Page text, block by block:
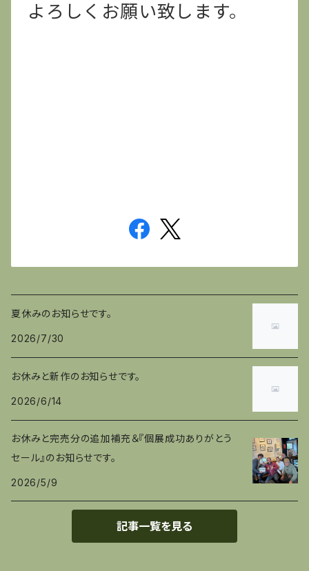
よろしくお願い致します。
夏休みのお知らせです。
2026/7/30
お休みと新作のお知らせです。
2026/6/14
お休みと完売分の追加補充＆『個展成功ありがとう
セール』のお知らせです。
2026/5/9
記事一覧を見る